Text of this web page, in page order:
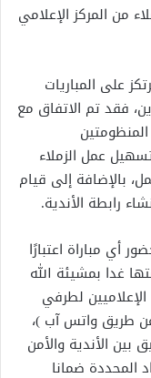
العدد يحق لكل ناد حضور 5 زملاء من المركز الإعلامي
على المباريات
فقد تم الاتفاق مع
عمل الزملاء
بالإضافة إلى قيام
رابطة الأندية.
أي مباراة اعتبارًا
غدا بمشيئة الله
لطرفي
( عن طريق واتس آب )،
بين الأندية والأمن
المحددة ضمانا